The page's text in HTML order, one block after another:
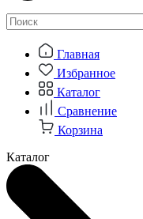
Главная
Избранное
Каталог
Сравнение
Корзина
Каталог